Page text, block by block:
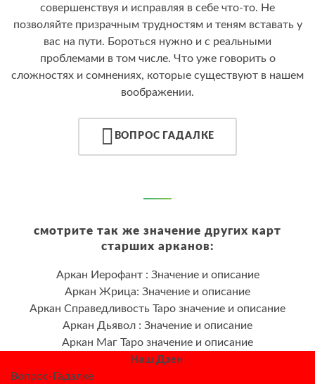
совершенствуя и исправляя в себе что-то. Не
позволяйте призрачным трудностям и теням вставать у
вас на пути. Бороться нужно и с реальными
проблемами в том числе. Что уже говорить о
сложностях и сомнениях, которые существуют в нашем
воображении.
ВОПРОС ГАДАЛКЕ
смотрите так же значение других карт
старших арканов:
Аркан Иерофант : Значение и описание
Аркан Жрица: Значение и описание
Аркан Справедливость Таро значение и описание
Аркан Дьявол : Значение и описание
Аркан Maг Таро значение и описание
Наш Дзен
Вопрос-Гадалке